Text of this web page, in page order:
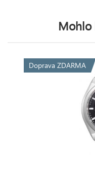
Mohlo
Doprava ZDARMA